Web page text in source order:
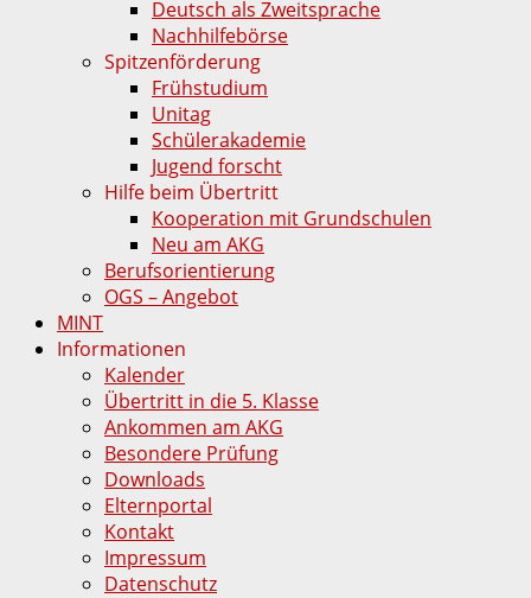
Deutsch als Zweitsprache
Nachhilfebörse
Spitzenförderung
Frühstudium
Unitag
Schülerakademie
Jugend forscht
Hilfe beim Übertritt
Kooperation mit Grundschulen
Neu am AKG
Berufsorientierung
OGS – Angebot
MINT
Informationen
Kalender
Übertritt in die 5. Klasse
Ankommen am AKG
Besondere Prüfung
Downloads
Elternportal
Kontakt
Impressum
Datenschutz